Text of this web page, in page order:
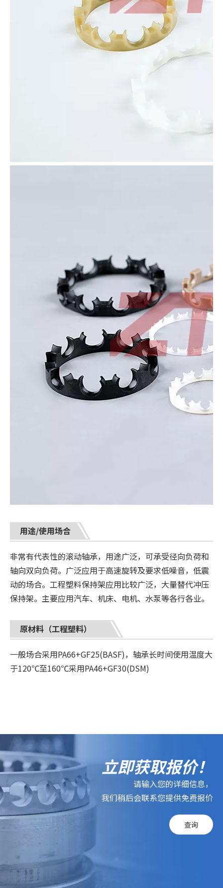
用途/使用场合
非常有代表性的滚动轴承，用途广泛，可承受径向负荷和
轴向双向负荷。广泛应用于高速旋转及要求低噪音，低震
动的场合。工程塑料保持架应用比较广泛，大量替代冲压
保持架。主要应用汽车、机床、电机、水泵等各行各业。
原材料（工程塑料）
一般场合采用PA66+GF25(BASF)，轴承长时间使用温度大
于120℃至160℃采用PA46+GF30(DSM)
立即获取报价！
请输入您的详细信息，
我们稍后会联系您提供免费报价
查询